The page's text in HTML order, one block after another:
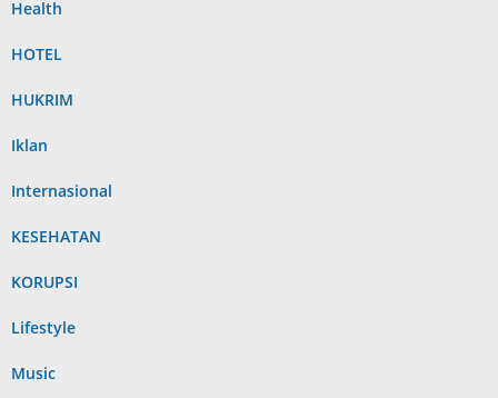
Health
HOTEL
HUKRIM
Iklan
Internasional
KESEHATAN
KORUPSI
Lifestyle
Music